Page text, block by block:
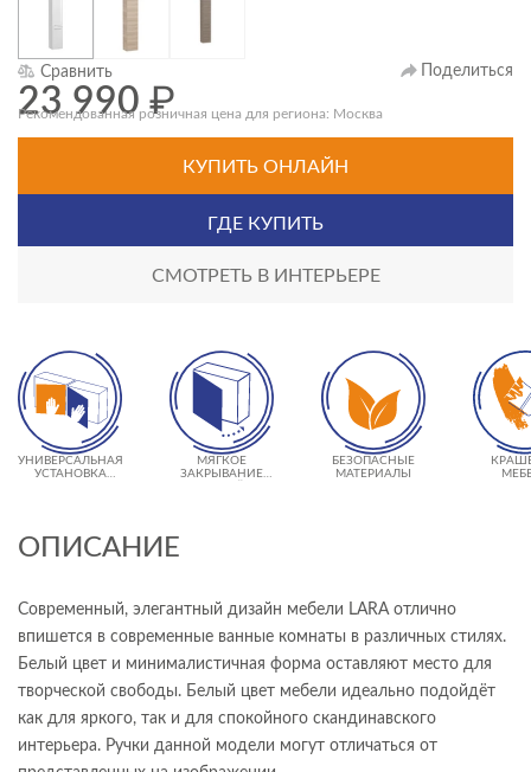
Сравнить Поделиться
23 990₽
Рекомендованная розничная цена для региона: Москва
КУПИТЬ ОНЛАЙН
ГДЕ КУПИТЬ
СМОТРЕТЬ В ИНТЕРЬЕРЕ
УНИВЕРСАЛЬНАЯ
УСТАНОВКА
МЯГКОЕ
ЗАКРЫВАНИЕ
БЕЗОПАСНЫЕ
МАТЕРИАЛЫ
ОПИСАНИЕ
Современный, элегантный дизайн мебели LARA отлично
впишется в современные ванные комнаты в различных стилях.
Белый цвет и минималистичная форма оставляют место для
творческой свободы. Белый цвет мебели идеально подойдёт
как для яркого, так и для спокойного скандинавского
интерьера. Ручки данной модели могут отличаться от